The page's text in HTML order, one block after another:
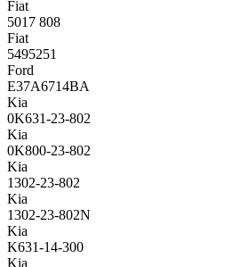
Fiat
5017 808
Fiat
5495251
Ford
E37A6714BA
Kia
0K631-23-802
Kia
0K800-23-802
Kia
1302-23-802
Kia
1302-23-802N
Kia
K631-14-300
Kia